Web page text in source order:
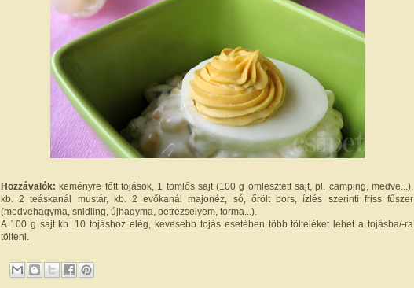
Hozzávalók: keményre főtt tojások, 1 tömlős sajt (100 g ömlesztett sajt, pl. camping, medve...),
kb. 2 teáskanál mustár, kb. 2 evőkanál majonéz, só, őrölt bors, ízlés szerinti friss fűszer
(medvehagyma, snidling, újhagyma, petrezselyem, torma...).
A 100 g sajt kb. 10 tojáshoz elég, kevesebb tojás esetében több tölteléket lehet a tojásba/-ra
tölteni.